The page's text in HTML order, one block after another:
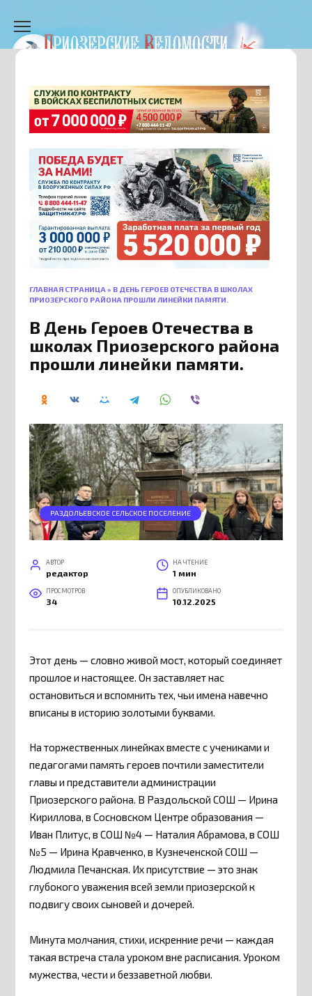
содержанию
ГЛАВНАЯ СТРАНИЦА » В ДЕНЬ ГЕРОЕВ ОТЕЧЕСТВА В ШКОЛАХ
ПРИОЗЕРСКОГО РАЙОНА ПРОШЛИ ЛИНЕЙКИ ПАМЯТИ.
В День Героев Отечества в
школах Приозерского района
прошли линейки памяти.
РАЗДОЛЬЕВСКОЕ СЕЛЬСКОЕ ПОСЕЛЕНИЕ
АВТОР
редактор
НА ЧТЕНИЕ
1 мин
ПРОСМОТРОВ
34
ОПУБЛИКОВАНО
10.12.2025
Этот день — словно живой мост, который соединяет
прошлое и настоящее. Он заставляет нас
остановиться и вспомнить тех, чьи имена навечно
вписаны в историю золотыми буквами.
На торжественных линейках вместе с учениками и
педагогами память героев почтили заместители
главы и представители администрации
Приозерского района. В Раздольской СОШ — Ирина
Кириллова, в Сосновском Центре образования —
Иван Плитус, в СОШ №4 — Наталия Абрамова, в СОШ
№5 — Ирина Кравченко, в Кузнеченской СОШ —
Людмила Печанская. Их присутствие — это знак
глубокого уважения всей земли приозерской к
подвигу своих сыновей и дочерей.
Минута молчания, стихи, искренние речи — каждая
такая встреча стала уроком вне расписания. Уроком
мужества, чести и беззаветной любви.